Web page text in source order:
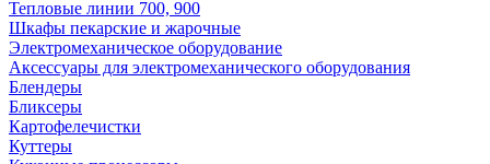
Тепловые линии 700, 900
Шкафы пекарские и жарочные
Электромеханическое оборудование
Аксессуары для электромеханического оборудования
Блендеры
Бликсеры
Картофелечистки
Куттеры